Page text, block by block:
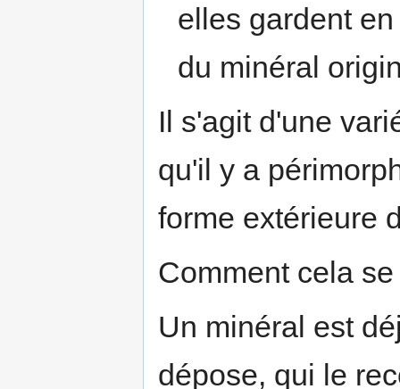
elles gardent
du minéral
Il s'agit d'une
qu'il y a
forme extérieure
Comment cela
Un minéral est
dépose, qui le